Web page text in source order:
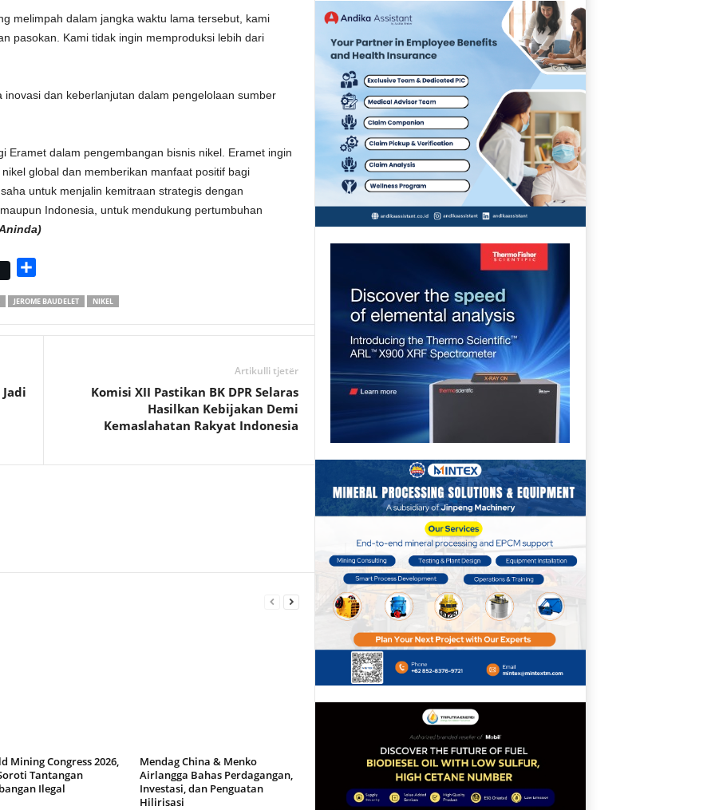
melimpah dalam jangka waktu lama tersebut, kami
pasokan. Kami tidak ingin memproduksi lebih dari
dan keberlanjutan dalam pengelolaan sumber
Eramet dalam pengembangan bisnis nikel. Eramet ingin
global dan memberikan manfaat positif bagi
untuk menjalin kemitraan strategis dengan
Indonesia, untuk mendukung pertumbuhan
a
r
JEROME BAUDELET NIKEL
Artikulli tjetër
Komisi XII Pastikan BK DPR Selaras
Hasilkan Kebijakan Demi
Kemaslahatan Rakyat Indonesia
Mining Congress 2026,
Tantangan
Ilegal
Mendag China & Menko
Airlangga Bahas Perdagangan,
Investasi, dan Penguatan
Hilirisasi